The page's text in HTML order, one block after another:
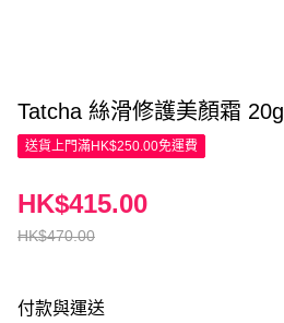
Tatcha 絲滑修護美顏霜 20g
送貨上門滿HK$250.00免運費
HK$470.00
HK$415.00
付款與運送